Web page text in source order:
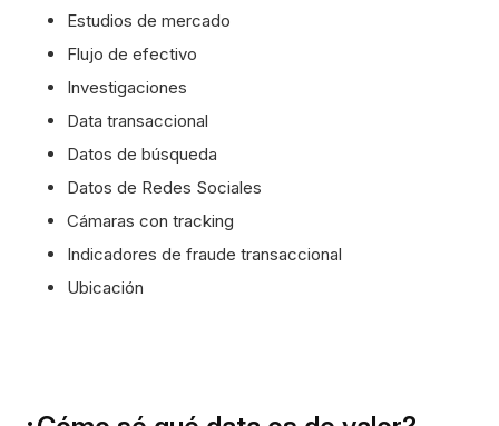
Estudios de mercado
Flujo de efectivo
Investigaciones
Data transaccional
Datos de búsqueda
Datos de Redes Sociales
Cámaras con tracking
Indicadores de fraude transaccional
Ubicación